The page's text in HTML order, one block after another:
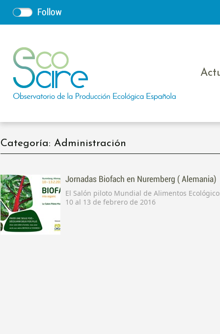
Follow
Categoría: Administración
Jornadas Biofach en Nuremberg ( Alemania)
El Salón piloto Mundial de Alimentos Ecológicos abre
10 al 13 de febrero de 2016